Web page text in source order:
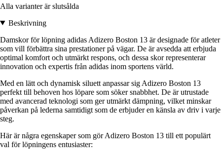
Alla varianter är slutsålda
Beskrivning
Damskor för löpning adidas Adizero Boston 13 är designade för atleter
som vill förbättra sina prestationer på vägar. De är avsedda att erbjuda
optimal komfort och utmärkt respons, och dessa skor representerar
innovation och expertis från adidas inom sportens värld.
Med en lätt och dynamisk siluett anpassar sig Adizero Boston 13
perfekt till behoven hos löpare som söker snabbhet. De är utrustade
med avancerad teknologi som ger utmärkt dämpning, vilket minskar
påverkan på lederna samtidigt som de erbjuder en känsla av driv i varje
steg.
Här är några egenskaper som gör Adizero Boston 13 till ett populärt
val för löpningens entusiaster: